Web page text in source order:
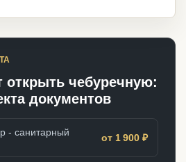
открыть чебуречную:
документов
- санитарный
от 1 900 ₽